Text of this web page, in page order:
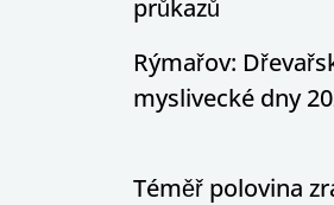
průkazů
Rýmařov:
myslivecké dny
Téměř polovina